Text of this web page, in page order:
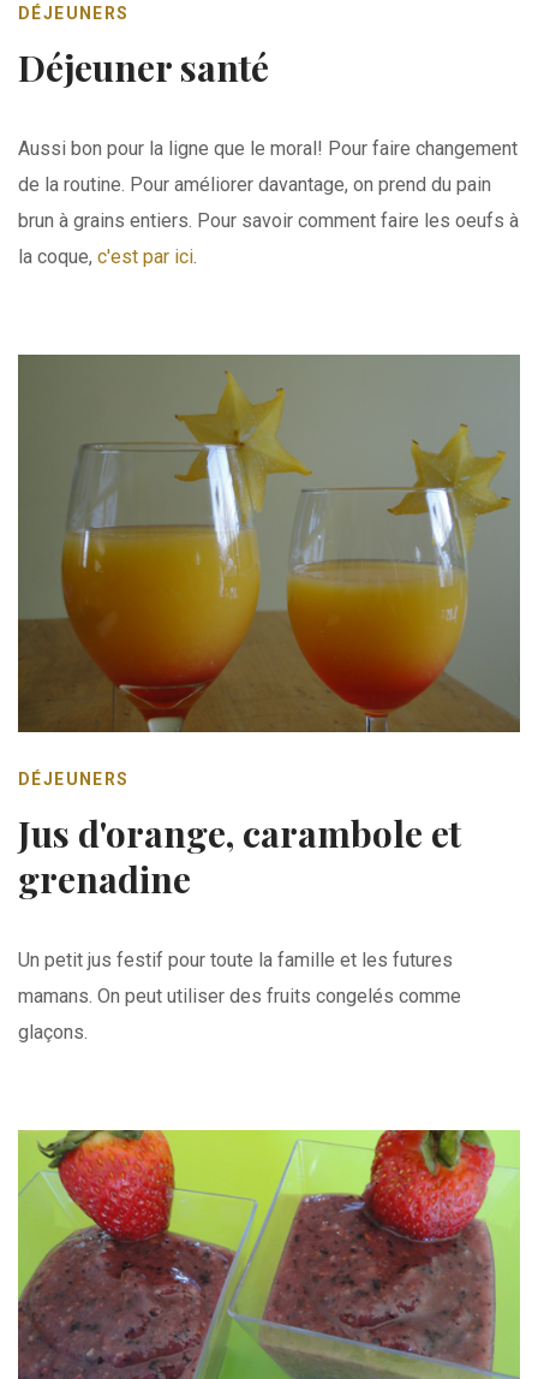
DÉJEUNERS
Déjeuner santé
Aussi bon pour la ligne que le moral! Pour faire changement
de la routine. Pour améliorer davantage, on prend du pain
brun à grains entiers. Pour savoir comment faire les oeufs à
la coque, c'est par ici.
DÉJEUNERS
Jus d'orange, carambole et
grenadine
Un petit jus festif pour toute la famille et les futures
mamans. On peut utiliser des fruits congelés comme
glaçons.